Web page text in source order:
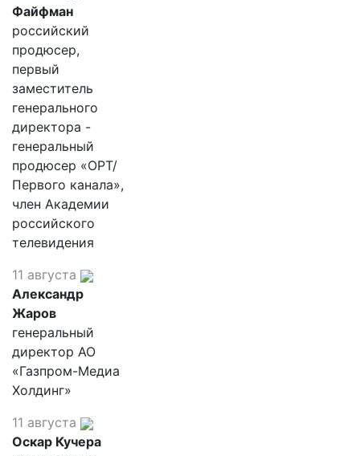
Файфман
российский
продюсер,
первый
заместитель
генерального
директора -
генеральный
продюсер «ОРТ/
Первого канала»,
член Академии
российского
телевидения
11 августа
Александр
Жаров
генеральный
директор АО
«Газпром-Медиа
Холдинг»
11 августа
Оскар Кучера